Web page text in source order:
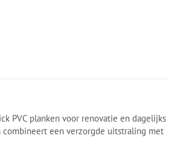
PVC planken voor renovatie en dagelijks
een verzorgde uitstraling met